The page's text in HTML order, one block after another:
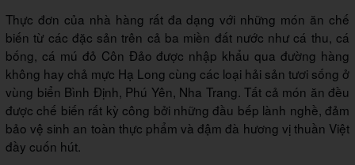
Thực đơn của nhà hàng rất đa dạng với những món ăn chế
biến từ các đặc sản trên cả ba miền đất nước như cá thu, cá
bống, cá mú đỏ Côn Đảo được nhập khẩu qua đường hàng
không hay chả mực Hạ Long cùng các loại hải sản tươi sống ở
vùng biển Bình Định, Phú Yên, Nha Trang. Tất cả món ăn đều
được chế biến rất kỳ công bởi những đầu bếp lành nghề, đảm
bảo vệ sinh an toàn thực phẩm và đậm đà hương vị thuần Việt
đầy cuốn hút.